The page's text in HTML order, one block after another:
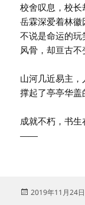
校舍叹息，校
岳霖深爱着林
不说是命运的
风骨，却亘古
山河几近易主
撑起了亭亭华盖
成就不朽，书
——
发
2019年11月24日